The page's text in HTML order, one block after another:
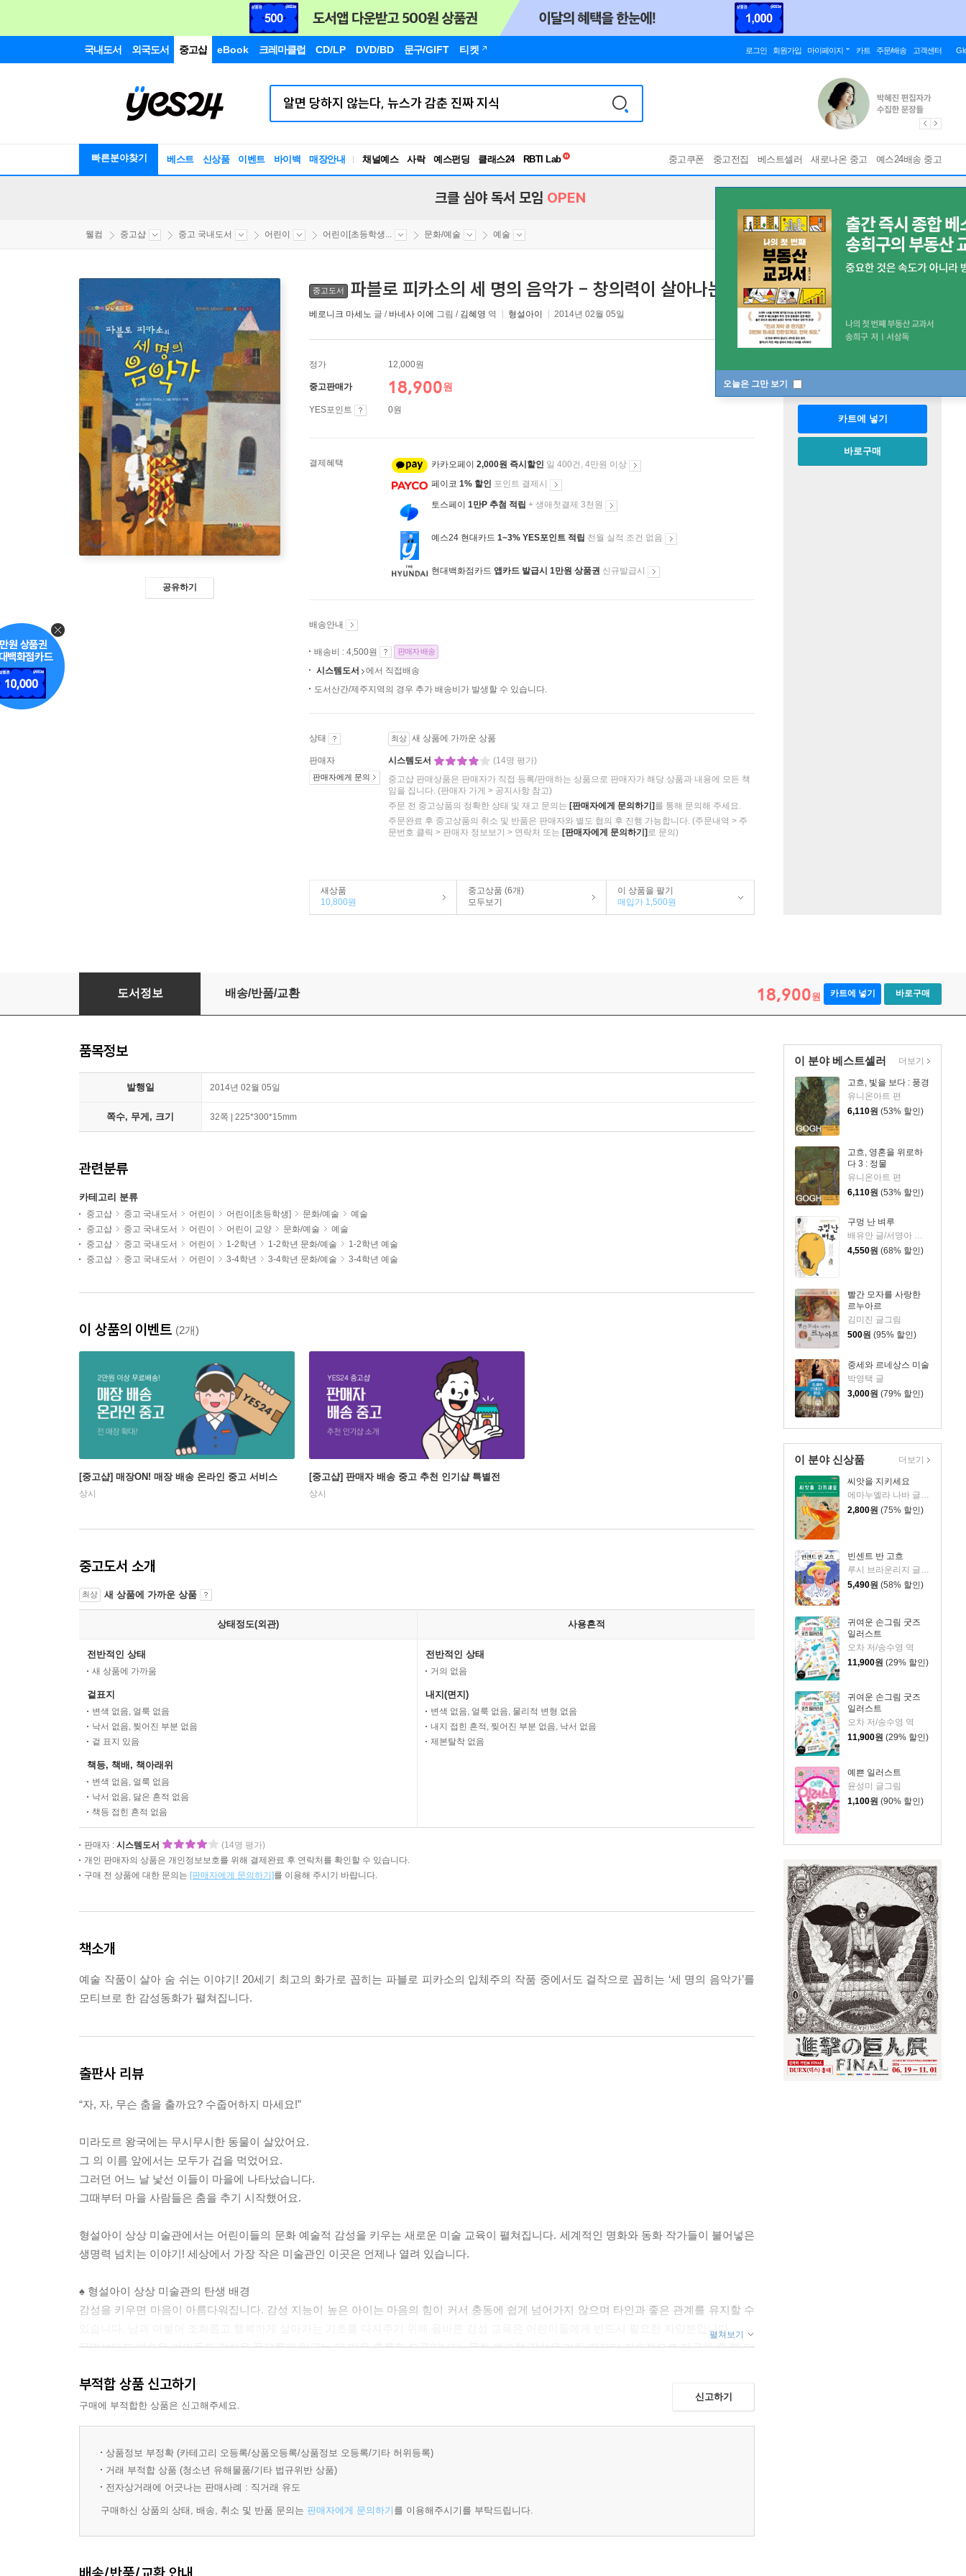
국내도서 외국도서 중고샵 eBook 크레마클럽 CD/LP DVD/BD 문구/GIFT 티켓 로그인 회원가입 마이페이지 카트 주문/배송 고객센터
빠른분야찾기 베스트 신상품 이벤트 바이백 매장안내 채널예스 사락 예스펀딩 클래스24
독서유형검사
중고쿠폰 중고전집 베스트셀러 새로나온 중고 예스24배송 중고
오늘은 그만 보기
크클 심야 독서 모임 OPEN
웰컴 중고샵 중고 국내도서 어린이 어린이[초등학생... 문화/예술 예술
공유하기
중고도서 파블로 피카소의 세 명의 음악가 - 창의력이 살아나는 명화 속 예술동화
베로니크 마세노 글 / 바네사 이에 그림 / 김혜영 역 형설아이 2014년 02월 05일
정가 12,000원
중고판매가 18,900원
YES포인트 0원
결제혜택 카카오페이 2,000원 즉시할인 일 400건, 4만원 이상
페이코 1% 할인 포인트 결제시
토스페이 1만P 추첨 적립 + 생애첫결제 3천원
예스24 현대카드 1~3% YES포인트 적립 전월 실적 조건 없음
현대백화점카드 앱카드 발급시 1만원 상품권 신규발급시
배송안내
배송비 : 4,500원 판매자 배송
시스템도서
에서 직접배송
도서산간/제주지역의 경우 추가 배송비가 발생할 수 있습니다.
상태 최상 새 상품에 가까운 상품
판매자
판매자에게 문의
시스템도서
(14명 평가)
중고샵 판매상품은 판매자가 직접 등록/판매하는 상품으로 판매자가 해당 상품과 내용에 모든 책
임을 집니다. (판매자 가게 > 공지사항 참고)
주문 전 중고상품의 정확한 상태 및 재고 문의는 [판매자에게 문의하기] 를 통해 문의해 주세요.
주문완료 후 중고상품의 취소 및 반품은 판매자와 별도 협의 후 진행 가능합니다. (주문내역 > 주
문번호 클릭 > 판매자 정보보기 > 연락처 또는 [판매자에게 문의하기] 로 문의)
새상품
10,800원
중고상품 (6개)
모두보기
이 상품을 팔기
매입가 1,500원
수량
카트에 넣기
바로구매
파블로 피카소의 세 명의 음악가 - 창의력이 살아나는 명화 속 예술동화
도서정보 배송/반품/교환 18,900원 카트에 넣기 바로구매
이 분야 베스트셀러
고흐, 빛을 보다 : 풍경
유니온아트 편
6,110원 (53% 할인)
고흐, 영혼을 위로하
다 3 : 정물
유니온아트 편
6,110원 (53% 할인)
구멍 난 벼루
4,550원 (68% 할인)
빨간 모자를 사랑한
르누아르
김미진 글그림
500원 (95% 할인)
중세와 르네상스 미술
박영택 글
3,000원 (79% 할인)
더보기
이 분야 신상품
씨앗을 지키세요
에마누엘라 나바 글/에마누엘라 부솔라티 그림/김현주 역/이은희 해설
2,800원 (75% 할인)
빈센트 반 고흐
루시 브라운리지 글/에디트 카롱 그림/최혜진 역
5,490원 (58% 할인)
귀여운 손그림 굿즈
일러스트
오차 저/송수영 역
11,900원 (29% 할인)
귀여운 손그림 굿즈
일러스트
오차 저/송수영 역
11,900원 (29% 할인)
예쁜 일러스트
윤성미 글그림
1,100원 (90% 할인)
더보기
품목정보
발행일 2014년 02월 05일
쪽수, 무게, 크기 32쪽 | 225*300*15mm
관련분류
카테고리 분류
중고샵 중고 국내도서 어린이 어린이[초등학생] 문화/예술
예술
중고샵
중고 국내도서 어린이 어린이 교양 문화/예술
예술
중고샵
중고 국내도서 어린이 1-2학년 1-2학년 문화/예술
1-2학년 예술
중고샵
중고 국내도서 어린이 3-4학년 3-4학년 문화/예술 3-4학년 예술
이 상품의 이벤트 (2개)
[중고샵] 매장ON! 매장 배송 온라인 중고 서비스
상시
[중고샵] 판매자 배송 중고 추천 인기샵 특별전
상시
중고도서 소개
최상 새 상품에 가까운 상품
상태정도(외관) 사용흔적
전반적인 상태
새 상품에 가까움
겉표지
변색 없음, 얼룩 없음
낙서 없음, 찢어진 부분 없음
겉 표지 있음
책등, 책배, 책아래위
변색 없음, 얼룩 없음
낙서 없음, 닳은 흔적 없음
책등 접힌 흔적 없음
전반적인 상태
거의 없음
내지(면지)
변색 없음, 얼룩 없음, 물리적 변형 없음
내지 접힌 흔적, 찢어진 부분 없음, 낙서 없음
제본탈착 없음
판매자 : 시스템도서
(14명 평가)
개인 판매자의 상품은 개인정보보호를 위해 결제완료 후 연락처를 확인할 수 있습니다.
구매 전 상품에 대한 문의는 [판매자에게 문의하기]를 이용해 주시기 바랍니다.
책소개
예술 작품이 살아 숨 쉬는 이야기! 20세기 최고의 화가로 꼽히는 파블로 피카소의 입체주의 작품 중에서도 걸작으로 꼽히는 ‘세 명의 음악가’를
모티브로 한 감성동화가 펼쳐집니다.
출판사 리뷰
“자, 자, 무슨 춤을 출까요? 수줍어하지 마세요!”
미라도르 왕국에는 무시무시한 동물이 살았어요.
그 의 이름 앞에서는 모두가 겁을 먹었어요.
그러던 어느 날 낯선 이들이 마을에 나타났습니다.
그때부터 마을 사람들은 춤을 추기 시작했어요.
형설아이 상상 미술관에서는 어린이들의 문화 예술적 감성을 키우는 새로운 미술 교육이 펼쳐집니다. 세계적인 명화와 동화 작가들이 불어넣은
생명력 넘치는 이야기! 세상에서 가장 작은 미술관인 이곳은 언제나 열려 있습니다.
♠ 형설아이 상상 미술관의 탄생 배경
감성을 키우면 마음이 아름다워집니다. 감성 지능이 높은 아이는 마음의 힘이 커서 충동에 쉽게 넘어가지 않으며 타인과 좋은 관계를 유지할 수
있습니다. 남과 더불어 조화롭고 행복하게 살아가는 기초를 다져주기 위해 올바른 감성 교육은 어린이들에게 반드시 필요한 자양분입니다.
무엇보다도 예술은 아이들의 감성을 풍요롭게 일구는 데 매우 훌륭한 도구입니다. 문화 예술적 감성은 어릴 때부터 지속적으로 자극해 줄 때 더
그중에서도 미술은 아이들의 미래를 바꿀 수 있는 좋은 선생님입니다. 나중에 꼭 미술 분야에 몸담으려는 것이 아니라 미술 작품을 즐겨
감상하는 시간을 통해 관찰하는 능력을 향상시키기 위해서 입니다. 아름다움 그림을 보면서 작가가 표현한 여러 요소들을 섬세하게 살펴보는
♠ 상상 미술관 시리즈의 기획 의도와 기대 효과
‘형설아이 상상 미술관 시리즈’는 어린이들이 건강하게 클 수 있는 밑거름이 되어 주고자 만들어 졌습니다. 아이들의 감성을 키워주고 창의력과
이야기는 문화 예술적 감성을 끌어올립니다.
세계적인 화가가 남긴 걸작에는 자연이 주는 감동과 인간이 느끼는 희로애락, 그리고 화가 개인의 삶 등이 모두 담겨있습니다. 화가가 화폭에
직접 미술 전시회에 다녀오는 것도 좋습니다. 그러나 유명한 화가의 작품을 감상할 수 있는 기회가 많지 않은 것이 현실입니다. 책 등을 통해
펼쳐보기
부적합 상품 신고하기
구매에 부적합한 상품은 신고해주세요.
신고하기
상품정보 부정확 (카테고리 오등록/상품오등록/상품정보 오등록/기타 허위등록)
거래 부적합 상품 (청소년 유해물품/기타 법규위반 상품)
전자상거래에 어긋나는 판매사례 : 직거래 유도
구매하신 상품의 상태, 배송, 취소 및 반품 문의는 판매자에게 문의하기 를 이용해주시기를 부탁드립니다.